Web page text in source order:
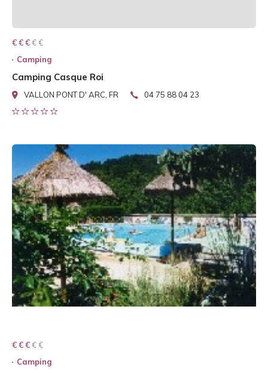
€ € € € €
€ € €
Camping
Camping Casque Roi
VALLON PONT D' ARC, FR 04 75 88 04 23
€ € € € €
€ € €
Camping